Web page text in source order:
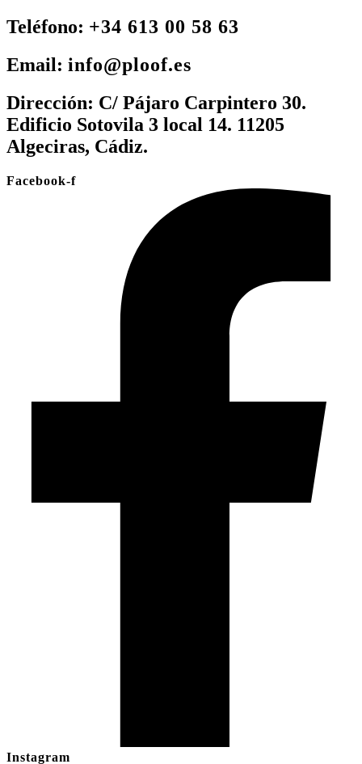
Teléfono: +34 613 00 58 63
Email: info@ploof.es
Dirección: C/ Pájaro Carpintero 30.
Edificio Sotovila 3 local 14. 11205
Algeciras, Cádiz.
Facebook-f
Instagram